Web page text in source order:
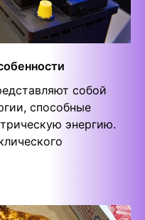
собой
способные
энергию.